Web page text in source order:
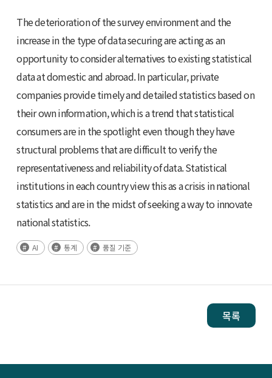
The deterioration of the survey environment and the
increase in the type of data securing are acting as an
opportunity to consider alternatives to existing statistical
data at domestic and abroad. In particular, private
companies provide timely and detailed statistics based on
their own information, which is a trend that statistical
consumers are in the spotlight even though they have
structural problems that are difficult to verify the
representativeness and reliability of data. Statistical
institutions in each country view this as a crisis in national
statistics and are in the midst of seeking a way to innovate
national statistics.
AI 통계 품질 기준
목록